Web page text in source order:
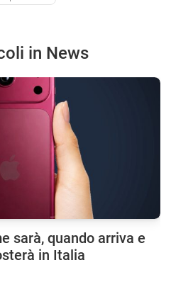
in News
sarà, quando arriva e
in Italia